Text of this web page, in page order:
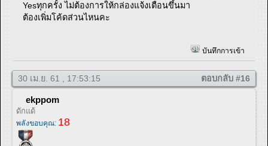
Yesทุกครั้ง ไม่ต้องการให้กล่องแจ้งเตือนขึ้นมา
ต้องเพิ่มโค้ดส่วนไหนคะ
บันทึกการเข้า
30 เม.ย. 61 , 17:53:15 ตอบกลับ #16
ekppom
ดักแด้
พลังขอบคุณ: 18